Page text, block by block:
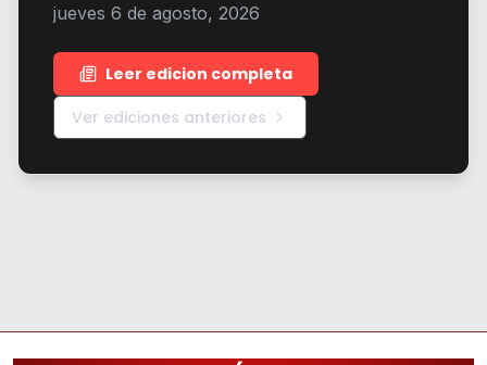
jueves 6 de agosto, 2026
Leer edicion completa
Ver ediciones anteriores